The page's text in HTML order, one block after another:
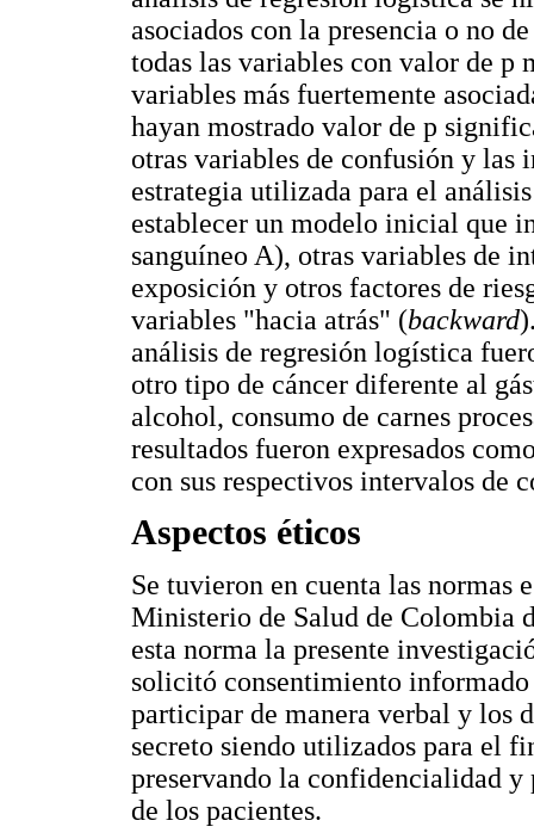
asociados con la presencia o no
todas las variables con valor de p
variables más fuertemente
hayan mostrado valor de p
otras variables de confusión y las
estrategia utilizada para el
establecer un modelo inicial que
sanguíneo A), otras variables de
exposición y otros factores de
variables "hacia atrás" (backward
análisis de regresión logística
otro tipo de cáncer diferente al
alcohol, consumo de carnes
resultados fueron expresados
con sus respectivos intervalos de
Aspectos éticos
Se tuvieron en cuenta las normas
Ministerio de Salud de Colombia
esta norma la presente
solicitó consentimiento
participar de manera verbal y los
secreto siendo utilizados para el
preservando la confidencialidad
de los pacientes.